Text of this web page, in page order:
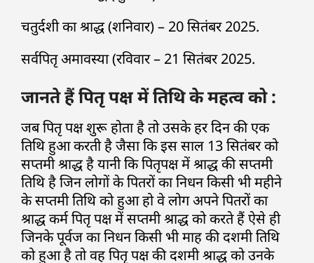
चतुर्दशी का श्राद्ध (शनिवार) – 20 सितंबर 2025.
सर्वपितृ अमावस्या (रविवार – 21 सितंबर 2025.
जानते हैं पितृ पक्ष में तिथि के महत्व को :
जब पितृ पक्ष शुरू होता है तो उसके हर दिन की एक
तिथि हुआ करती है जैसा कि इस साल 13 सितंबर को
सप्तमी श्राद्ध है यानी कि पितृपक्ष में श्राद्ध की सप्तमी
तिथि है जिन लोगों के पितरों का निधन किसी भी महीने
के सप्तमी तिथि को हुआ हो वे लोग अपने पितरों का
श्राद्ध कर्म पितृ पक्ष में सप्तमी श्राद्ध को करते हैं ऐसे ही
जिनके पूर्वज का निधन किसी भी माह की दशमी तिथि
को हुआ है तो वह पितृ पक्ष की दशमी श्राद्ध को उनके